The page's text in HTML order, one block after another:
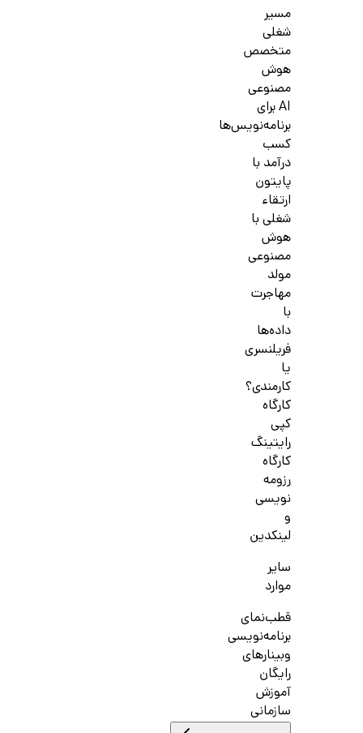
مسیر
شغلی
متخصص
هوش
مصنوعی
AI برای
برنامه‌نویس‌ها
کسب
درآمد با
پایتون
ارتقاء
شغلی با
هوش
مصنوعی
مولد
مهاجرت
با
داده‌ها
فریلنسری
یا
کارمندی؟
کارگاه
کپی
رایتینگ
کارگاه
رزومه
نویسی
و
لینکدین
سایر
موارد
قطب‌نمای
برنامه‌نویسی
وبینارهای
رایگان
آموزش
سازمانی